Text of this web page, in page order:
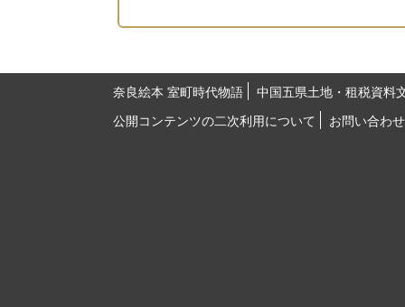
奈良絵本 室町時代物語
中国五県土地・租税資料
公開コンテンツの二次利用について
お問い合わせ